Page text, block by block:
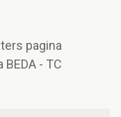
pagina
- TC